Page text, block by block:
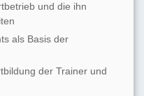
und die ihn
als Basis der
der Trainer und